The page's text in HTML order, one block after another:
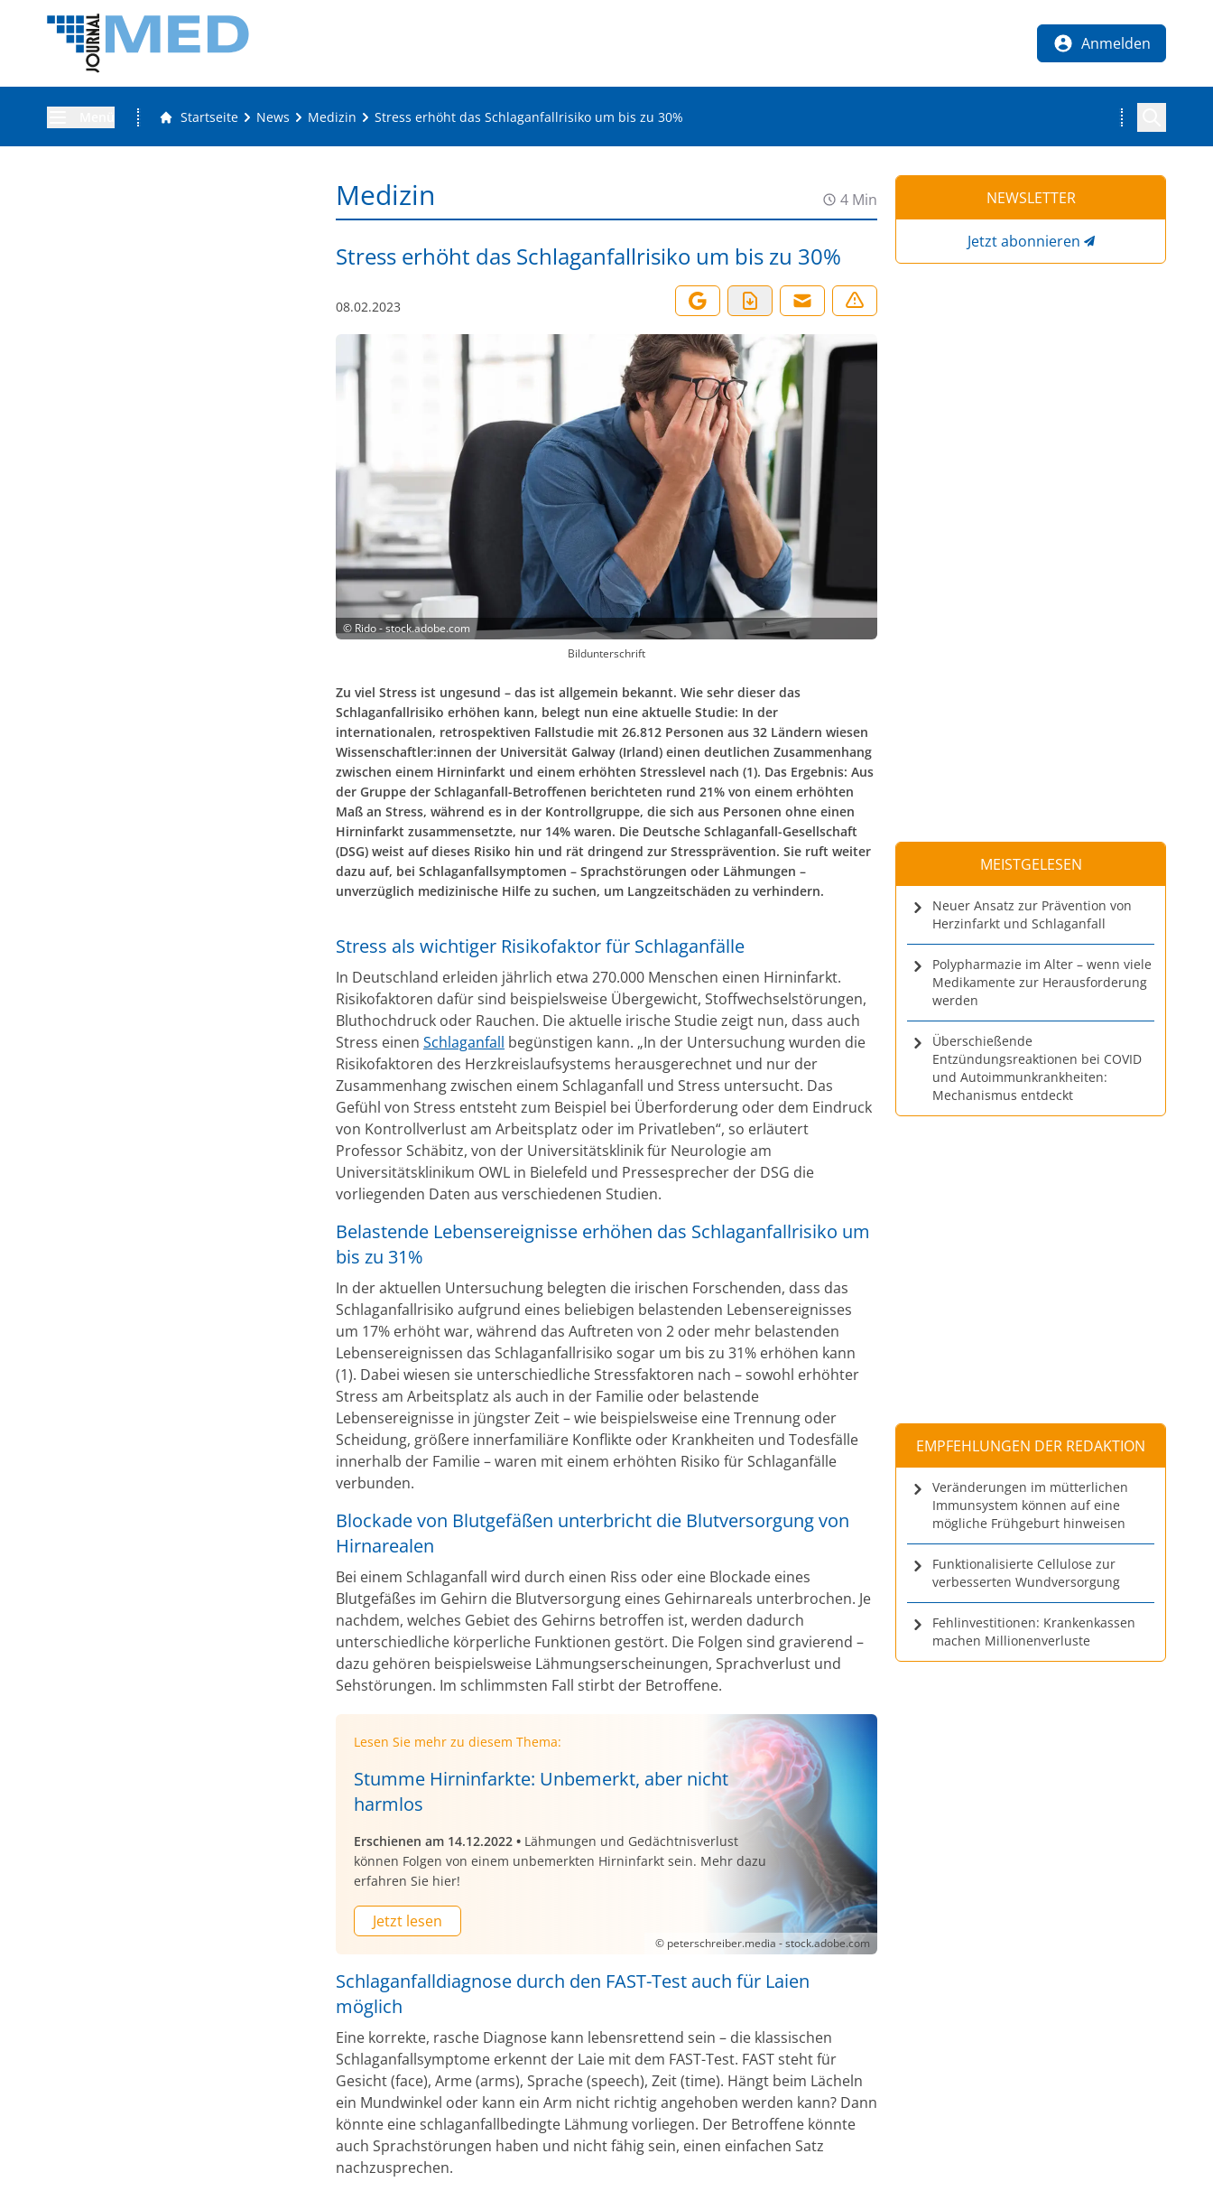
Anmelden
Startseite News Medizin Stress erhöht das Schlaganfallrisiko um bis zu 30%
Medizin 4 Min
Stress erhöht das Schlaganfallrisiko um bis zu 30%
08.02.2023
© Rido - stock.adobe.com
Bildunterschrift
Zu viel Stress ist ungesund – das ist allgemein bekannt. Wie sehr dieser das
Schlaganfallrisiko erhöhen kann, belegt nun eine aktuelle Studie: In der
internationalen, retrospektiven Fallstudie mit 26.812 Personen aus 32 Ländern wiesen
Wissenschaftler:innen der Universität Galway (Irland) einen deutlichen Zusammenhang
zwischen einem Hirninfarkt und einem erhöhten Stresslevel nach (1). Das Ergebnis: Aus
der Gruppe der Schlaganfall-Betroffenen berichteten rund 21% von einem erhöhten
Maß an Stress, während es in der Kontrollgruppe, die sich aus Personen ohne einen
Hirninfarkt zusammensetzte, nur 14% waren. Die Deutsche Schlaganfall-Gesellschaft
(DSG) weist auf dieses Risiko hin und rät dringend zur Stressprävention. Sie ruft weiter
dazu auf, bei Schlaganfallsymptomen – Sprachstörungen oder Lähmungen –
unverzüglich medizinische Hilfe zu suchen, um Langzeitschäden zu verhindern.
Stress als wichtiger Risikofaktor für Schlaganfälle
In Deutschland erleiden jährlich etwa 270.000 Menschen einen Hirninfarkt.
Risikofaktoren dafür sind beispielsweise Übergewicht, Stoffwechselstörungen,
Bluthochdruck oder Rauchen. Die aktuelle irische Studie zeigt nun, dass auch
Stress einen Schlaganfall begünstigen kann. „In der Untersuchung wurden die
Risikofaktoren des Herzkreislaufsystems herausgerechnet und nur der
Zusammenhang zwischen einem Schlaganfall und Stress untersucht. Das
Gefühl von Stress entsteht zum Beispiel bei Überforderung oder dem Eindruck
von Kontrollverlust am Arbeitsplatz oder im Privatleben“, so erläutert
Professor Schäbitz, von der Universitätsklinik für Neurologie am
Universitätsklinikum OWL in Bielefeld und Pressesprecher der DSG die
vorliegenden Daten aus verschiedenen Studien.
Belastende Lebensereignisse erhöhen das Schlaganfallrisiko um
bis zu 31%
In der aktuellen Untersuchung belegten die irischen Forschenden, dass das
Schlaganfallrisiko aufgrund eines beliebigen belastenden Lebensereignisses
um 17% erhöht war, während das Auftreten von 2 oder mehr belastenden
Lebensereignissen das Schlaganfallrisiko sogar um bis zu 31% erhöhen kann
(1). Dabei wiesen sie unterschiedliche Stressfaktoren nach – sowohl erhöhter
Stress am Arbeitsplatz als auch in der Familie oder belastende
Lebensereignisse in jüngster Zeit – wie beispielsweise eine Trennung oder
Scheidung, größere innerfamiliäre Konflikte oder Krankheiten und Todesfälle
innerhalb der Familie – waren mit einem erhöhten Risiko für Schlaganfälle
verbunden.
Blockade von Blutgefäßen unterbricht die Blutversorgung von
Hirnarealen
Bei einem Schlaganfall wird durch einen Riss oder eine Blockade eines
Blutgefäßes im Gehirn die Blutversorgung eines Gehirnareals unterbrochen. Je
nachdem, welches Gebiet des Gehirns betroffen ist, werden dadurch
unterschiedliche körperliche Funktionen gestört. Die Folgen sind gravierend –
dazu gehören beispielsweise Lähmungserscheinungen, Sprachverlust und
Sehstörungen. Im schlimmsten Fall stirbt der Betroffene.
Lesen Sie mehr zu diesem Thema:
Stumme Hirninfarkte: Unbemerkt, aber nicht
harmlos
Erschienen am 14.12.2022 • Lähmungen und Gedächtnisverlust
können Folgen von einem unbemerkten Hirninfarkt sein. Mehr dazu
erfahren Sie hier!
Jetzt lesen
© peterschreiber.media - stock.adobe.com
Schlaganfalldiagnose durch den FAST-Test auch für Laien
möglich
Eine korrekte, rasche Diagnose kann lebensrettend sein – die klassischen
Schlaganfallsymptome erkennt der Laie mit dem FAST-Test. FAST steht für
Gesicht (face), Arme (arms), Sprache (speech), Zeit (time). Hängt beim Lächeln
ein Mundwinkel oder kann ein Arm nicht richtig angehoben werden kann? Dann
könnte eine schlaganfallbedingte Lähmung vorliegen. Der Betroffene könnte
auch Sprachstörungen haben und nicht fähig sein, einen einfachen Satz
nachzusprechen.
NEWSLETTER
Jetzt abonnieren
MEISTGELESEN
Neuer Ansatz zur Prävention von
Herzinfarkt und Schlaganfall
Polypharmazie im Alter – wenn viele
Medikamente zur Herausforderung
werden
Überschießende
Entzündungsreaktionen bei COVID
und Autoimmunkrankheiten:
Mechanismus entdeckt
EMPFEHLUNGEN DER REDAKTION
Veränderungen im mütterlichen
Immunsystem können auf eine
mögliche Frühgeburt hinweisen
Funktionalisierte Cellulose zur
verbesserten Wundversorgung
Fehlinvestitionen: Krankenkassen
machen Millionenverluste